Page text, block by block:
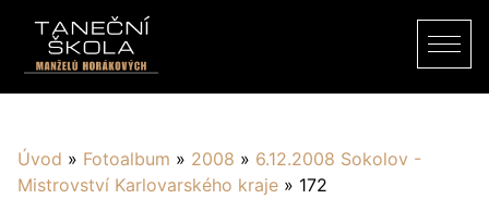
Úvod » Fotoalbum » 2008 » 6.12.2008 Sokolov -
Mistrovství Karlovarského kraje » 172